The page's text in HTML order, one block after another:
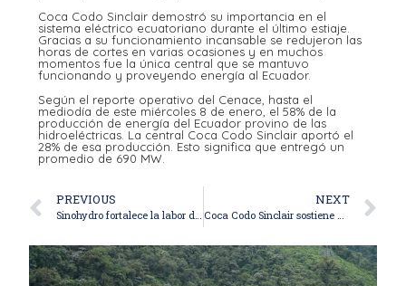
Coca Codo Sinclair demostró su importancia en el
sistema eléctrico ecuatoriano durante el último estiaje.
Gracias a su funcionamiento incansable se redujeron las
horas de cortes en varias ocasiones y en muchos
momentos fue la única central que se mantuvo
funcionando y proveyendo energía al Ecuador.
Según el reporte operativo del Cenace, hasta el
mediodía de este miércoles 8 de enero, el 58% de la
producción de energía del Ecuador provino de las
hidroeléctricas. La central Coca Codo Sinclair aportó el
28% de esa producción. Esto significa que entregó un
promedio de 690 MW.
PREVIOUS
Sinohydro fortalece la labor de Fundación Jonathan con nuevos equipos para su Banco de Alimentos
NEXT
Coca Codo Sinclair sostiene al Ecuador con 7.136 GW generados en 2024